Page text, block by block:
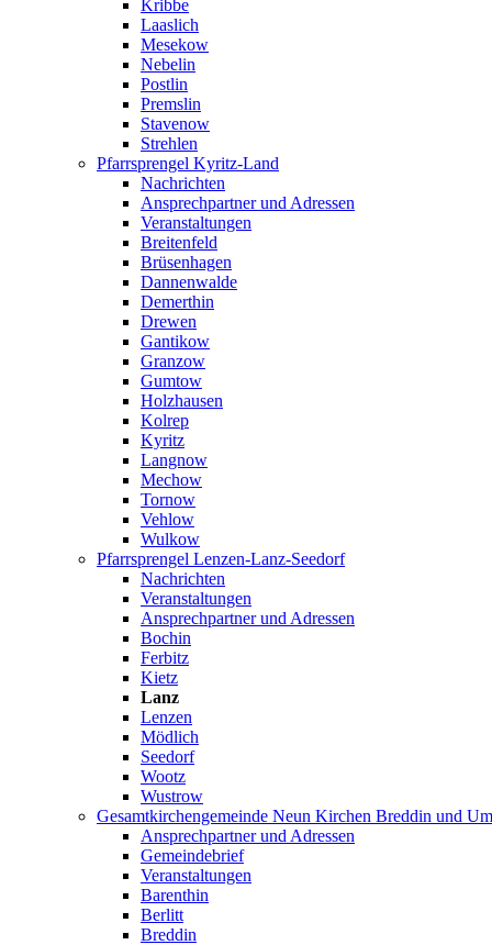
Kribbe
Laaslich
Mesekow
Nebelin
Postlin
Premslin
Stavenow
Strehlen
Pfarrsprengel Kyritz-Land
Nachrichten
Ansprechpartner und Adressen
Veranstaltungen
Breitenfeld
Brüsenhagen
Dannenwalde
Demerthin
Drewen
Gantikow
Granzow
Gumtow
Holzhausen
Kolrep
Kyritz
Langnow
Mechow
Tornow
Vehlow
Wulkow
Pfarrsprengel Lenzen-Lanz-Seedorf
Nachrichten
Veranstaltungen
Ansprechpartner und Adressen
Bochin
Ferbitz
Kietz
Lanz
Lenzen
Mödlich
Seedorf
Wootz
Wustrow
Gesamtkirchengemeinde Neun Kirchen Breddin und
Ansprechpartner und Adressen
Gemeindebrief
Veranstaltungen
Barenthin
Berlitt
Breddin